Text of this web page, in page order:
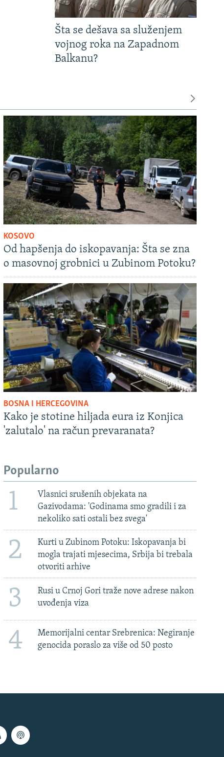
Šta se dešava sa služenjem
vojnog roka na Zapadnom
Balkanu?
KOSOVO
Od hapšenja do iskopavanja: Šta se zna
o masovnoj grobnici u Zubinom Potoku?
BOSNA I HERCEGOVINA
Kako je stotine hiljada eura iz Konjica
'zalutalo' na račun prevaranata?
Popularno
1
Vlasnici srušenih objekata na
Gazivodama: 'Godinama smo gradili i za
nekoliko sati ostali bez svega'
2
Kurti u Zubinom Potoku: Iskopavanja bi
mogla trajati mjesecima, Srbija bi trebala
otvoriti arhive
3
Rusi u Crnoj Gori traže nove adrese nakon
uvođenja viza
4
Memorijalni centar Srebrenica: Negiranje
genocida poraslo za više od 50 posto